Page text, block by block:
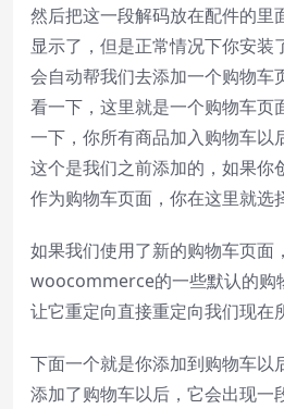
然后把这一段解码放在配件的里
显示了，但是正常情况下你安装
会自动帮我们去添加一个购物车
看一下，这里就是一个购物车页
一下，你所有商品加入购物车以
这个是我们之前添加的，如果你
作为购物车页面，你在这里就选
如果我们使用了新的购物车页面
woocommerce的一些默认的购
让它重定向直接重定向我们现在
下面一个就是你添加到购物车以
添加了购物车以后，它会出现一